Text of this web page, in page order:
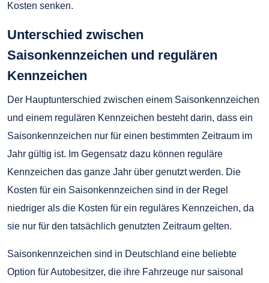
Kosten senken.
Unterschied zwischen
Saisonkennzeichen und regulären
Kennzeichen
Der Hauptunterschied zwischen einem Saisonkennzeichen
und einem regulären Kennzeichen besteht darin, dass ein
Saisonkennzeichen nur für einen bestimmten Zeitraum im
Jahr gültig ist. Im Gegensatz dazu können reguläre
Kennzeichen das ganze Jahr über genutzt werden. Die
Kosten für ein Saisonkennzeichen sind in der Regel
niedriger als die Kosten für ein reguläres Kennzeichen, da
sie nur für den tatsächlich genutzten Zeitraum gelten.
Saisonkennzeichen sind in Deutschland eine beliebte
Option für Autobesitzer, die ihre Fahrzeuge nur saisonal